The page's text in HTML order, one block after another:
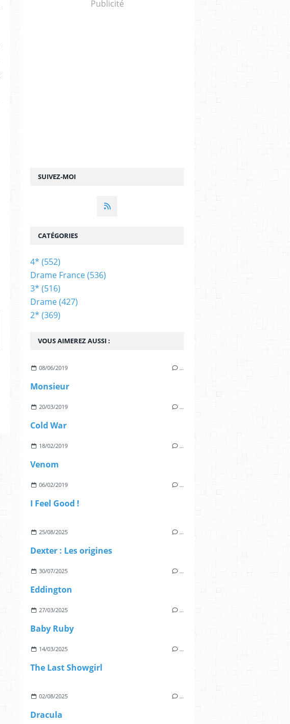
SUIVEZ-MOI
Publicité
VOUS AIMEREZ AUSSI :
08/06/2019 …
Monsieur
20/03/2019 …
Cold War
18/02/2019 …
Venom
06/02/2019 …
I Feel Good !
25/08/2025 …
Dexter : Les origines
30/07/2025 …
Eddington
27/03/2025 …
Baby Ruby
14/03/2025 …
The Last Showgirl
02/08/2025 …
Dracula
CATÉGORIES
4* (552)
Drame France(536)
3* (516)
Drame(427)
2* (369)